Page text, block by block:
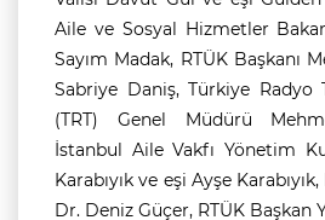
Aile ve Sosyal Hizmetler
Sayım Madak, RTÜK Başkanı
Sabriye Daniş, Türkiye Radyo
(TRT) Genel Müdürü
İstanbul Aile Vakfı Yönetim
Karabıyık ve eşi Ayşe
Dr. Deniz Güçer, RTÜK Başkan